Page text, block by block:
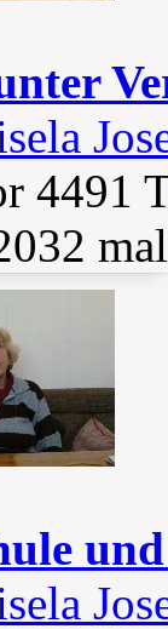
4491
mal